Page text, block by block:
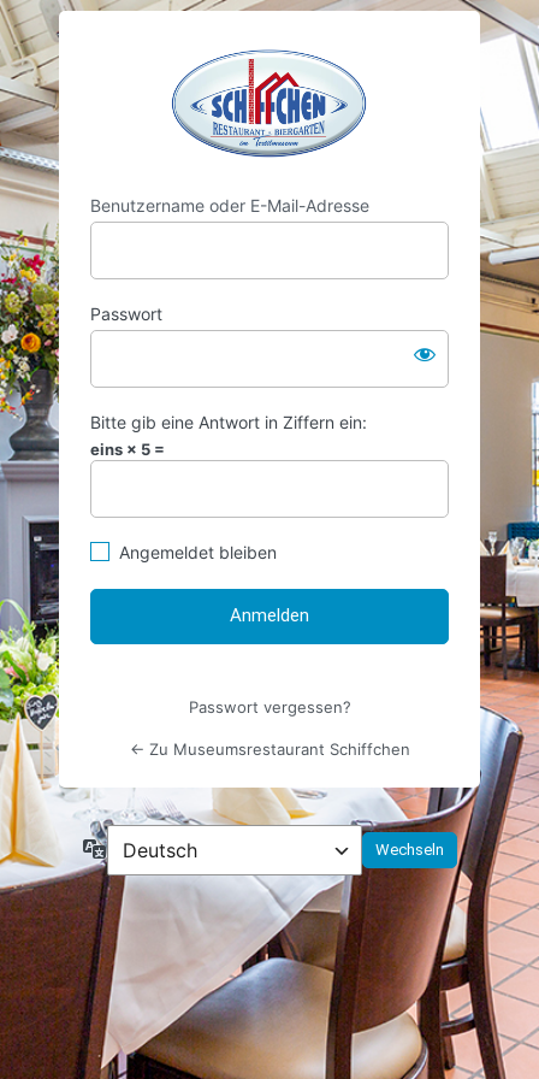
Anmelden
https://
Benutzername oder E-Mail-Adresse
Passwort
Bitte gib eine Antwort in Ziffern ein:
eins × 5 =
Angemeldet bleiben
Passwort vergessen?
← Zu Museumsrestaurant Schiffchen
Sprache